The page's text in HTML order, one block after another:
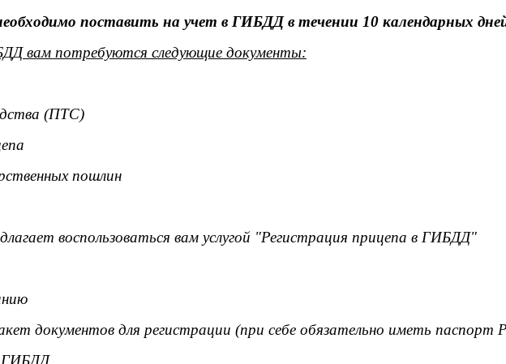
поставить на учет в ГИБДД в течении 10 календарных
вам потребуются следующие документы:
(ПТС)
пошлин
воспользоваться вам услугой "Регистрация прицепа в ГИБДД"
документов для регистрации (при себе обязательно иметь паспорт
ГИБДД